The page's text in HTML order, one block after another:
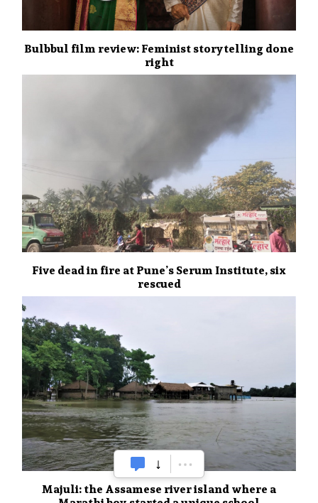
Bulbbul film review: Feminist storytelling done
right
Five dead in fire at Pune’s Serum Institute, six
rescued
Majuli: the Assamese river island where a